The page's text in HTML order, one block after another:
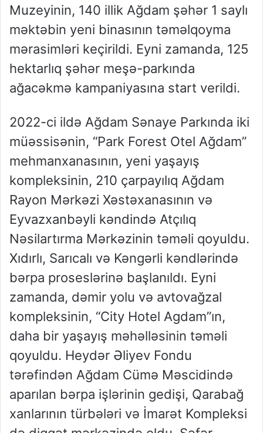
Muzeyinin, 140 illik Ağdam şəhər 1 saylı
məktəbin yeni binasının təməlqoyma
mərasimləri keçirildi. Eyni zamanda, 125
hektarlıq şəhər meşə-parkında
ağacəkmə kampaniyasına start verildi.
2022-ci ildə Ağdam Sənaye Parkında iki
müəssisənin, “Park Forest Otel Ağdam”
mehmanxanasının, yeni yaşayış
kompleksinin, 210 çarpayılıq Ağdam
Rayon Mərkəzi Xəstəxanasının və
Eyvazxanbəyli kəndində Atçılıq
Nəsilartırma Mərkəzinin təməli qoyuldu.
Xıdırlı, Sarıcalı və Kəngərli kəndlərində
bərpa proseslərinə başlanıldı. Eyni
zamanda, dəmir yolu və avtovağzal
kompleksinin, “City Hotel Agdam”ın,
daha bir yaşayış məhəlləsinin təməli
qoyuldu. Heydər Əliyev Fondu
tərəfindən Ağdam Cümə Məscidində
aparılan bərpa işlərinin gedişi, Qarabağ
xanlarının türbələri və İmarət Kompleksi